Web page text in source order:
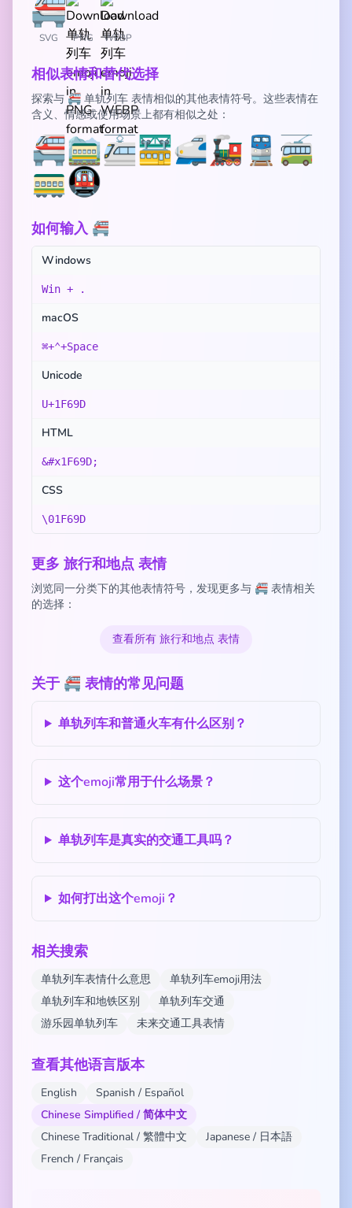
SVG PNG WEBP
相似表情和替代选择
探索与 🚝 单轨列车 表情相似的其他表情符号。这些表情在
含义、情感或使用场景上都有相似之处：
🚝🚞🚈🚟🚅🚂 🚆 🚎
🚃🚇
如何输入 🚝
Windows
Win + .
macOS
⌘+⌃+Space
Unicode
U+1F69D
HTML
&#x1F69D;
CSS
\01F69D
更多 旅行和地点 表情
浏览同一分类下的其他表情符号，发现更多与 🚝 表情相关
的选择：
查看所有 旅行和地点 表情
关于 🚝 表情的常见问题
单轨列车和普通火车有什么区别？
这个emoji常用于什么场景？
单轨列车是真实的交通工具吗？
如何打出这个emoji？
相关搜索
单轨列车表情什么意思
单轨列车emoji用法
单轨列车和地铁区别
单轨列车交通
游乐园单轨列车
未来交通工具表情
查看其他语言版本
English
Spanish / Español
Chinese Simplified / 简体中文
Chinese Traditional / 繁體中文
Japanese / 日本語
French / Français